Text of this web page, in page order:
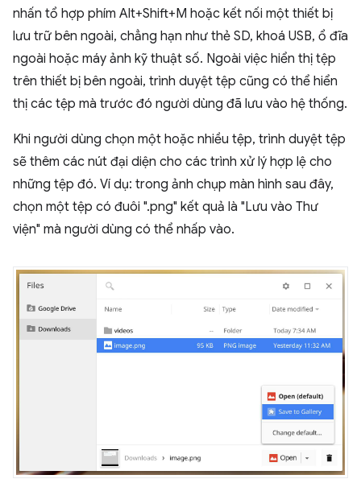
nhấn tổ hợp phím Alt+Shift+M hoặc kết nối một thiết bị
lưu trữ bên ngoài, chẳng hạn như thẻ SD, khoá USB, ổ đĩa
ngoài hoặc máy ảnh kỹ thuật số. Ngoài việc hiển thị tệp
trên thiết bị bên ngoài, trình duyệt tệp cũng có thể hiển
thị các tệp mà trước đó người dùng đã lưu vào hệ thống.
Khi người dùng chọn một hoặc nhiều tệp, trình duyệt tệp
sẽ thêm các nút đại diện cho các trình xử lý hợp lệ cho
những tệp đó. Ví dụ: trong ảnh chụp màn hình sau đây,
chọn một tệp có đuôi ".png" kết quả là "Lưu vào Thư
viện" mà người dùng có thể nhấp vào.